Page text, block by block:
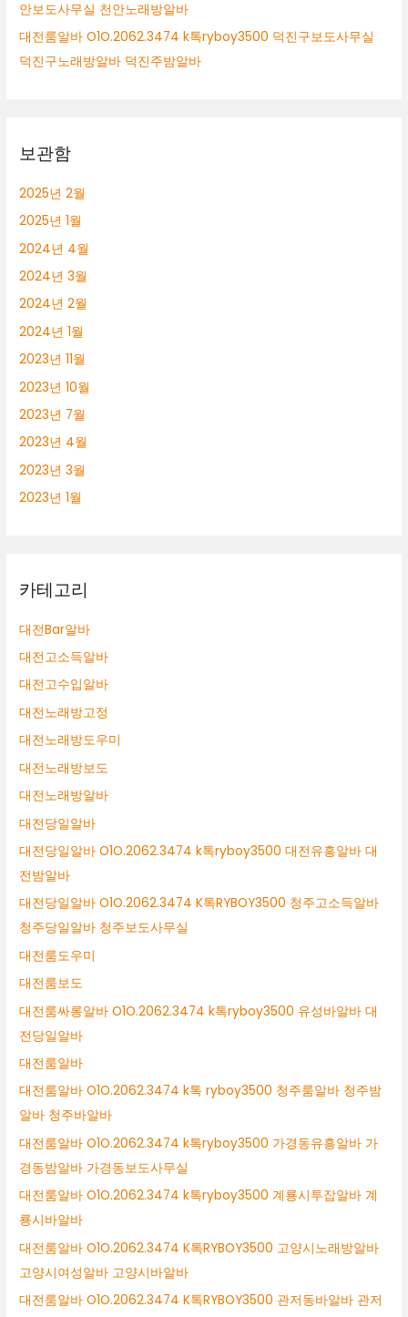
안보도사무실 천안노래방알바
대전룸알바 O1O.2062.3474 k톡ryboy3500 덕진구보도사무실
덕진구노래방알바 덕진주밤알바
보관함
2025년 2월
2025년 1월
2024년 4월
2024년 3월
2024년 2월
2024년 1월
2023년 11월
2023년 10월
2023년 7월
2023년 4월
2023년 3월
2023년 1월
카테고리
대전Bar알바
대전고소득알바
대전고수입알바
대전노래방고정
대전노래방도우미
대전노래방보도
대전노래방알바
대전당일알바
대전당일알바 O1O.2062.3474 k톡ryboy3500 대전유흥알바 대
전밤알바
대전당일알바 O1O.2062.3474 K톡RYBOY3500 청주고소득알바
청주당일알바 청주보도사무실
대전룸도우미
대전룸보도
대전룸싸롱알바 O1O.2062.3474 k톡ryboy3500 유성바알바 대
전당일알바
대전룸알바
대전룸알바 O1O.2062.3474 k톡 ryboy3500 청주룸알바 청주밤
알바 청주바알바
대전룸알바 O1O.2062.3474 k톡ryboy3500 가경동유흥알바 가
경동밤알바 가경동보도사무실
대전룸알바 O1O.2062.3474 k톡ryboy3500 계룡시투잡알바 계
룡시바알바
대전룸알바 O1O.2062.3474 K톡RYBOY3500 고양시노래방알바
고양시여성알바 고양시바알바
대전룸알바 O1O.2062.3474 K톡RYBOY3500 관저동바알바 관저